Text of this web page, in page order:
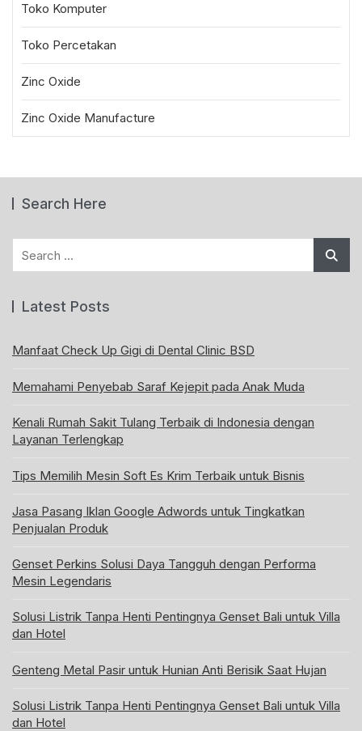
Toko Komputer
Toko Percetakan
Zinc Oxide
Zinc Oxide Manufacture
Search Here
Latest Posts
Manfaat Check Up Gigi di Dental Clinic BSD
Memahami Penyebab Saraf Kejepit pada Anak Muda
Kenali Rumah Sakit Tulang Terbaik di Indonesia dengan
Layanan Terlengkap
Tips Memilih Mesin Soft Es Krim Terbaik untuk Bisnis
Jasa Pasang Iklan Google Adwords untuk Tingkatkan
Penjualan Produk
Genset Perkins Solusi Daya Tangguh dengan Performa
Mesin Legendaris
Solusi Listrik Tanpa Henti Pentingnya Genset Bali untuk Villa
dan Hotel
Genteng Metal Pasir untuk Hunian Anti Berisik Saat Hujan
Solusi Listrik Tanpa Henti Pentingnya Genset Bali untuk Villa
dan Hotel